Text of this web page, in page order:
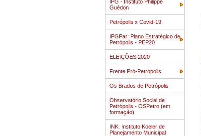
IPG - Instituto Philippe
Guédon
Petrópolis x Covid-19
IPGPar: Plano Estratégico de
Petrópolis - PEP20
ELEIÇÕES 2020
Frente Pró-Petrópolis
Os Brados de Petrópolis
Observatório Social de
Petrópolis - OSPetro (em
formação)
INK: Instituto Koeler de
Planejamento Municipal